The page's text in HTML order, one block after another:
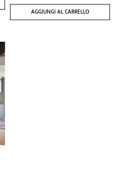
AGGIUNGI AL CARRELLO